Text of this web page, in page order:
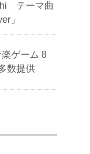
テーマ曲
」
ゲーム 8
数提供